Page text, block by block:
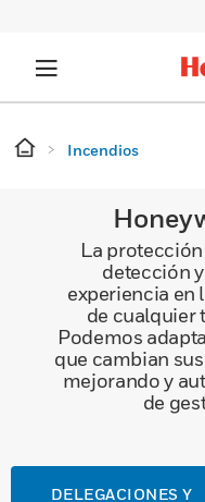
Incendios
La
detección
experiencia en
de cualquier
Podemos
que cambian
mejorando y
de
DELEGACIONES Y